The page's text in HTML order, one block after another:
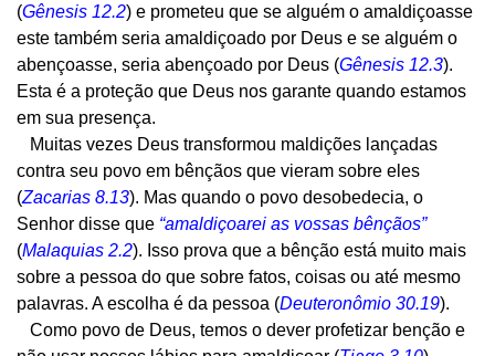
(Gênesis 12.2) e prometeu que se alguém o amaldiçoasse
este também seria amaldiçoado por Deus e se alguém o
abençoasse, seria abençoado por Deus (Gênesis 12.3).
Esta é a proteção que Deus nos garante quando estamos
em sua presença.
Muitas vezes Deus transformou maldições lançadas
contra seu povo em bênçãos que vieram sobre eles
(Zacarias 8.13). Mas quando o povo desobedecia, o
Senhor disse que “amaldiçoarei as vossas bênçãos”
(Malaquias 2.2). Isso prova que a bênção está muito mais
sobre a pessoa do que sobre fatos, coisas ou até mesmo
palavras. A escolha é da pessoa (Deuteronômio 30.19).
Como povo de Deus, temos o dever profetizar benção e